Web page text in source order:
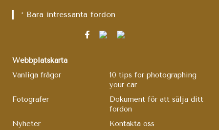
* Bara intressanta fordon
Webbplatskarta
Vanliga frågor
10 tips for photographing
your car
Fotografer
Dokument för att sälja ditt
fordon
Nyheter
Kontakta oss